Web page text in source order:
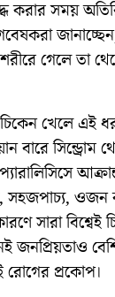
করার সময়
গেলে তা
খেলে এই
বারে সিন্ড্রোম
ওজন
সারা
জনপ্রিয়তাও
প্রকোপ।